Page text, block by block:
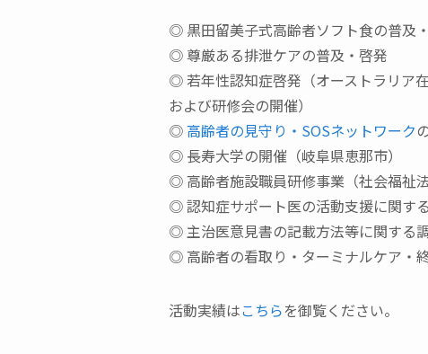
◎ 黒田留美子式高齢者ソフト食の普及
◎ 尊厳ある排泄ケアの普及・啓発
◎ 若年性認知症啓発（オーストラリア
および研修会の開催）
◎高齢者の見守り・SOSネットワーク
◎ 長寿大学の開催（岐阜県恵那市）
◎ 高齢者施設職員研修事業（社会福祉
◎ 認知症サポート医の活動支援に関す
◎ 主治医意見書の記載方法等に関する
◎ 高齢者の看取り・ターミナルケア・
活動実績はこちらを御覧ください。